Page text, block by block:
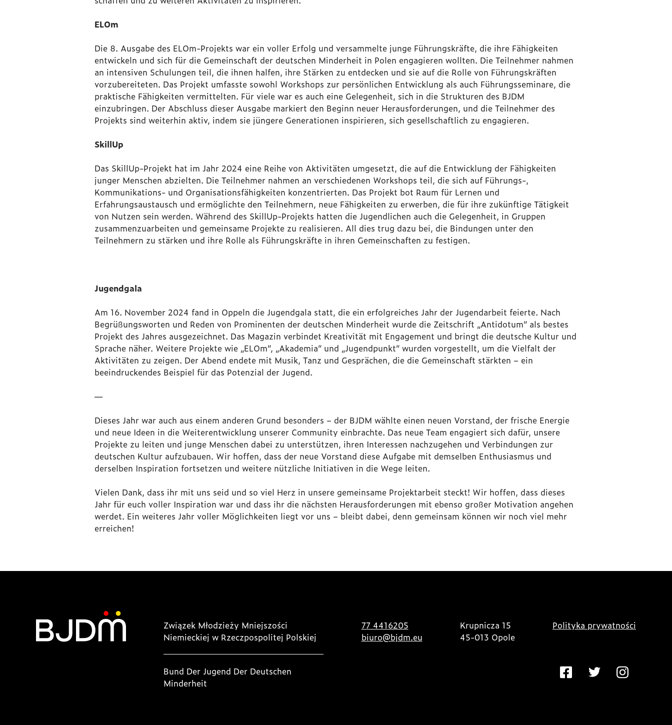
ELOm
Die 8. Ausgabe des ELOm-Projekts war ein voller Erfolg und versammelte junge Führungskräfte, die ihre Fähigkeiten
entwickeln und sich für die Gemeinschaft der deutschen Minderheit in Polen engagieren wollten. Die Teilnehmer nahmen
an intensiven Schulungen teil, die ihnen halfen, ihre Stärken zu entdecken und sie auf die Rolle von Führungskräften
vorzubereiteten. Das Projekt umfasste sowohl Workshops zur persönlichen Entwicklung als auch Führungsseminare, die
praktische Fähigkeiten vermittelten. Für viele war es auch eine Gelegenheit, sich in die Strukturen des BJDM
einzubringen. Der Abschluss dieser Ausgabe markiert den Beginn neuer Herausforderungen, und die Teilnehmer des
Projekts sind weiterhin aktiv, indem sie jüngere Generationen inspirieren, sich gesellschaftlich zu engagieren.
SkillUp
Das SkillUp-Projekt hat im Jahr 2024 eine Reihe von Aktivitäten umgesetzt, die auf die Entwicklung der Fähigkeiten
junger Menschen abzielten. Die Teilnehmer nahmen an verschiedenen Workshops teil, die sich auf Führungs-,
Kommunikations- und Organisationsfähigkeiten konzentrierten. Das Projekt bot Raum für Lernen und
Erfahrungsaustausch und ermöglichte den Teilnehmern, neue Fähigkeiten zu erwerben, die für ihre zukünftige Tätigkeit
von Nutzen sein werden. Während des SkillUp-Projekts hatten die Jugendlichen auch die Gelegenheit, in Gruppen
zusammenzuarbeiten und gemeinsame Projekte zu realisieren. All dies trug dazu bei, die Bindungen unter den
Teilnehmern zu stärken und ihre Rolle als Führungskräfte in ihren Gemeinschaften zu festigen.
Jugendgala
Am 16. November 2024 fand in Oppeln die Jugendgala statt, die ein erfolgreiches Jahr der Jugendarbeit feierte. Nach
Begrüßungsworten und Reden von Prominenten der deutschen Minderheit wurde die Zeitschrift „Antidotum“ als bestes
Projekt des Jahres ausgezeichnet. Das Magazin verbindet Kreativität mit Engagement und bringt die deutsche Kultur und
Sprache näher. Weitere Projekte wie „ELOm“, „Akademia“ und „Jugendpunkt“ wurden vorgestellt, um die Vielfalt der
Aktivitäten zu zeigen. Der Abend endete mit Musik, Tanz und Gesprächen, die die Gemeinschaft stärkten – ein
beeindruckendes Beispiel für das Potenzial der Jugend.
—
Dieses Jahr war auch aus einem anderen Grund besonders – der BJDM wählte einen neuen Vorstand, der frische Energie
und neue Ideen in die Weiterentwicklung unserer Community einbrachte. Das neue Team engagiert sich dafür, unsere
Projekte zu leiten und junge Menschen dabei zu unterstützen, ihren Interessen nachzugehen und Verbindungen zur
deutschen Kultur aufzubauen. Wir hoffen, dass der neue Vorstand diese Aufgabe mit demselben Enthusiasmus und
derselben Inspiration fortsetzen und weitere nützliche Initiativen in die Wege leiten.
Vielen Dank, dass ihr mit uns seid und so viel Herz in unsere gemeinsame Projektarbeit steckt! Wir hoffen, dass dieses
Jahr für euch voller Inspiration war und dass ihr die nächsten Herausforderungen mit ebenso großer Motivation angehen
werdet. Ein weiteres Jahr voller Möglichkeiten liegt vor uns – bleibt dabei, denn gemeinsam können wir noch viel mehr
erreichen!
Związek Młodzieży Mniejszości
Niemieckiej w Rzeczpospolitej Polskiej
Bund Der Jugend Der Deutschen
Minderheit
77 4416205
biuro@bjdm.eu
Krupnicza 15
45-013 Opole
Polityka prywatności